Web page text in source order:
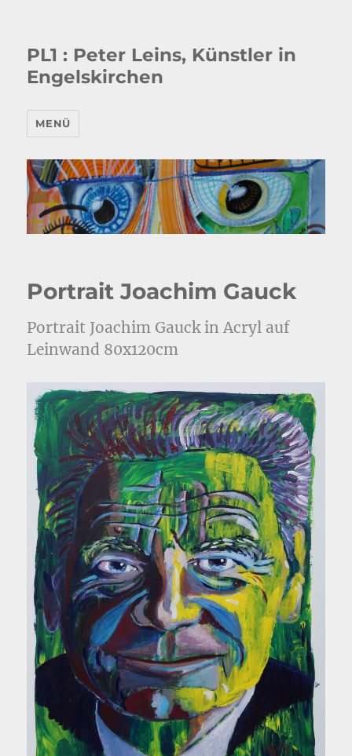
PL1 : Peter Leins, Künstler in
Engelskirchen
MENÜ
Portrait Joachim Gauck
Portrait Joachim Gauck in Acryl auf
Leinwand 80x120cm